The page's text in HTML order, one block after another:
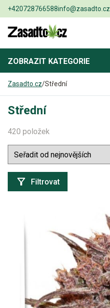
+420728766588info@zasadto.cz
ZOBRAZIT KATEGORIE
Zasadto.cz/Střední
Střední
420 položek
Filtrovat